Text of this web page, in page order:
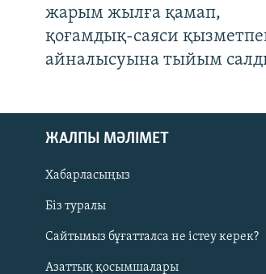
Русский
жарым жылға қамап,
қоғамдық-саяси
айналысуына тыйым
ЖАЛПЫ МӘЛІМЕТ
Хабарласыңыз
Біз туралы
Сайтымыз бұғатталса не істеу керек?
Азаттық қосымшалары